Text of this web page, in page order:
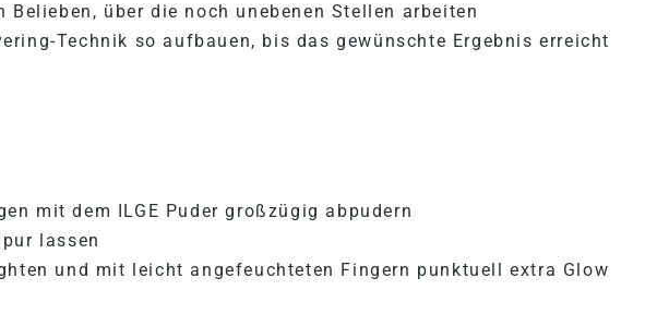
Belieben, über die noch unebenen Stellen arbeiten
Technik so aufbauen, bis das gewünschte Ergebnis erreicht
mit dem ILGE Puder großzügig abpudern
lassen
und mit leicht angefeuchteten Fingern punktuell extra Glow